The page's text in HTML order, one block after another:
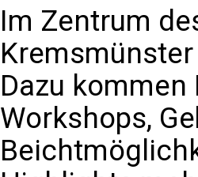
Im Zentrum
Dazu kommen
Workshops,